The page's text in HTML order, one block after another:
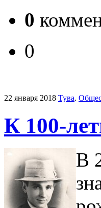
0
0
22 января 2018 Тува.
К 100-
В